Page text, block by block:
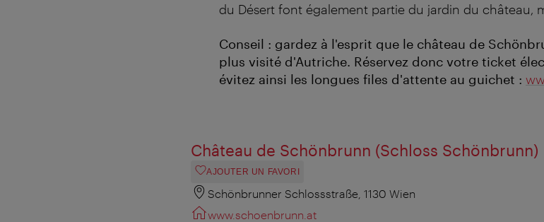
du Désert font également partie du jardin du château,
Conseil : gardez à l'esprit que le château de
plus visité d'Autriche. Réservez donc votre ticket
évitez ainsi les longues files d'attente au guichet :
Château de Schönbrunn (Schloss Schönbrunn)
AJOUTER UN FAVORI
Schönbrunner Schlossstraße, 1130 Wien
www.schoenbrunn.at